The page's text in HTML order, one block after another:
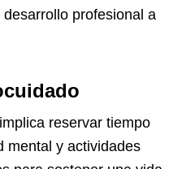
profesional a
reservar tiempo
mental y actividades